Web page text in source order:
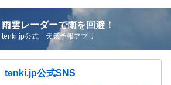
雨雲レーダーで雨を回避！
tenki.jp公式 天気予報アプリ
tenki.jp公式SNS